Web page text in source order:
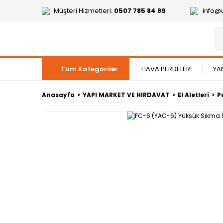
Müşteri Hizmetleri: 0507 785 84 89
Tüm Kategoriler HAVA PERDELERİ
Anasayfa YAPI MARKET VE HIRDAVAT El Aletleri